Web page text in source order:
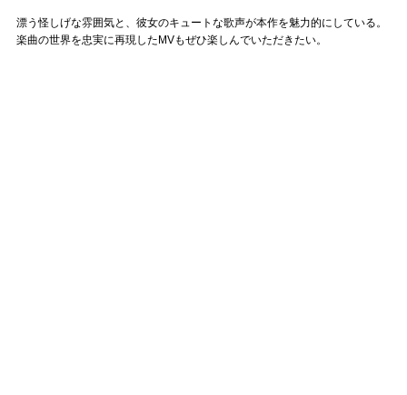
漂う怪しげな雰囲気と、彼女のキュートな歌声が本作を魅力的にしている。
楽曲の世界を忠実に再現したMVもぜひ楽しんでいただきたい。